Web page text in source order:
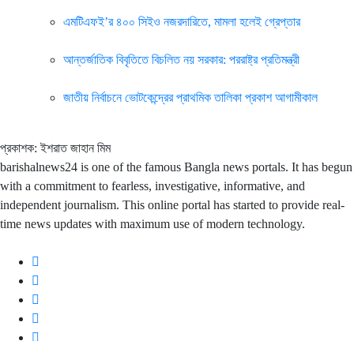
এমটিএফই’র ৪০০ সিইও নজরদারিতে, মামলা হলেই গ্রেপ্তার
আন্তর্জাতিক বিবৃতিতে বিচলিত নয় সরকার: পররাষ্ট্র প্রতিমন্ত্রী
জাতীয় নির্বাচনে ভোটকেন্দ্রের প্রাথমিক তালিকা প্রকাশ আগামীকাল
প্রকাশক: ইশরাত জাহান মিম
barishalnews24 is one of the famous Bangla news portals. It has begun
with a commitment to fearless, investigative, informative, and
independent journalism. This online portal has started to provide real-
time news updates with maximum use of modern technology.